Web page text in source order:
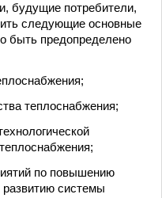
будущие потребители,
следующие основные
быть предопределено
теплоснабжения;
по повышению
системы